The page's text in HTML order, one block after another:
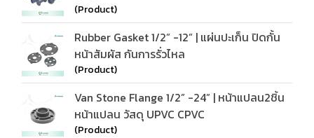
(Product)
Rubber Gasket 1/2” -12” | แผ่นปะเก็น ปิดกั้น
หน้าสัมผัส กันการรั่วไหล
(Product)
Van Stone Flange 1/2” -24” | หน้าแปลน2ชิ้น
หน้าแปลน วัสดุ UPVC CPVC
(Product)